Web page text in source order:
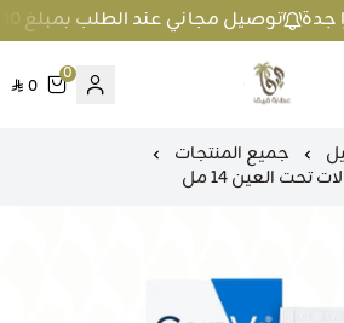
توصيل مجاني عند الطلب بمبلغ 100 ريال واكثر داخل جدة و 200 ريال واكثر برا جدة
متجر عطارة فيفا
0
0
جميع المنتجات
العين 14 مل